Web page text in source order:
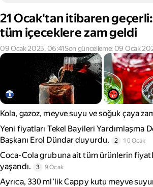
21 Ocak'tan itibaren
tüm içeceklere zam geldi
09 Ocak 2025, 06:41Son güncelleme: 09 Ocak
Kola, gazoz, meyve suyu ve soğuk çaya
Yeni fiyatları Tekel Bayileri Yardımlaşma
Başkanı Erol Dündar duyurdu.
2 10 Ocak
Coca-Cola grubuna ait tüm ürünlerin
yaşandı.
3 9 Ocak
Ayrıca, 330 ml'lik Cappy kutu meyve